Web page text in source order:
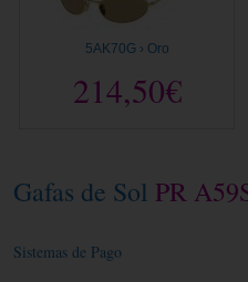
5AK70G › Oro
214,50€
Gafas de Sol PR
Sistemas de Pago